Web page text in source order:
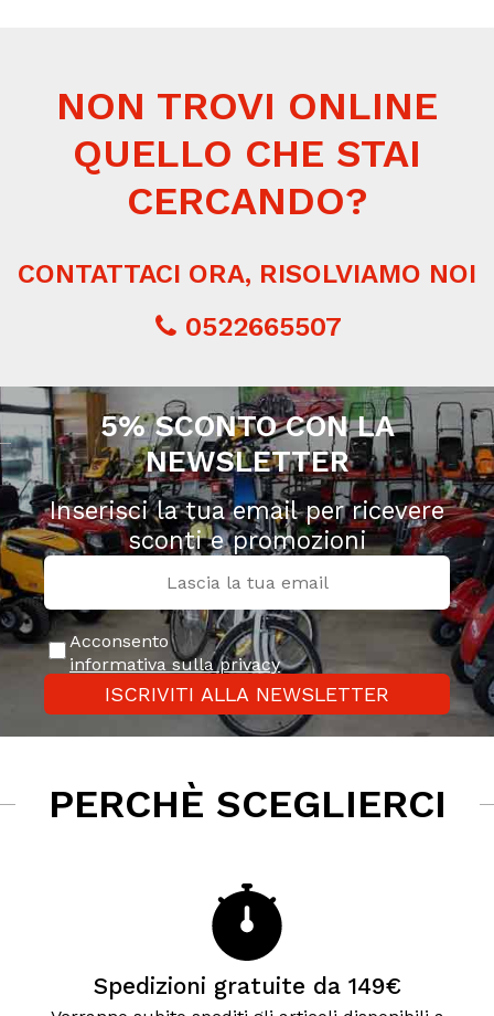
NON TROVI ONLINE
QUELLO CHE STAI
CERCANDO?
CONTATTACI ORA, RISOLVIAMO NOI
0522665507
5% SCONTO CON LA
NEWSLETTER
Inserisci la tua email per ricevere
sconti e promozioni
Acconsento
informativa sulla privacy
ISCRIVITI ALLA NEWSLETTER
PERCHÈ SCEGLIERCI
Spedizioni gratuite da 149€